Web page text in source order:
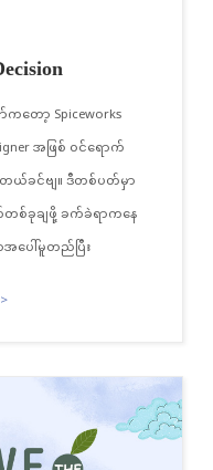
ကတော့ Spiceworks
အဖြစ် ဝင်ရောက်
ခင်ဗျ။ ဒီတစ်ပတ်မှာ
စ်ခုချဖို့ ခက်ခဲရာကနေ
ေါ်မူတည်ပြီး